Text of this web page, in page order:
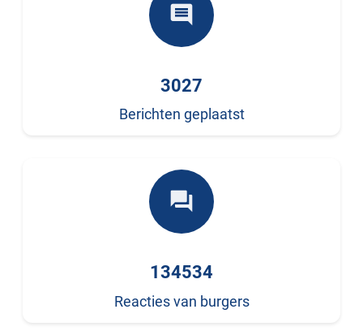
comment
3027
Berichten geplaatst
forum
134534
Reacties van burgers